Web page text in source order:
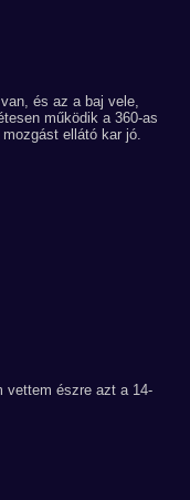
és az a baj vele,
működik a 360-as
ellátó kar jó.
vettem észre azt a 14-